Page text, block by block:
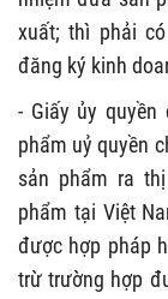
xuất; thì phải
đăng ký kinh
- Giấy ủy
phẩm uỷ quyền
sản phẩm ra
phẩm tại Việt
được hợp pháp
trừ trường hợp